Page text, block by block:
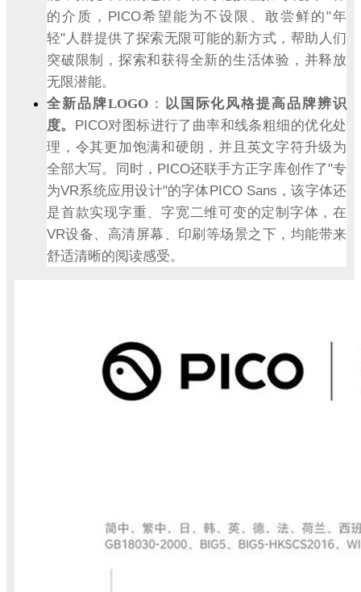
的介质， PICO希望能为不设限、敢尝鲜的"年
轻" 人群提供了探索无限可能的新方式，帮助人们
突破限制，探索和获得全新的生活体验，并释放
无限潜能。
全新品牌LOGO： 以国际化风格提高品牌辨识
度。 PICO对图标进行了曲率和线条粗细的优化处
理，令其更加饱满和硬朗，并且英文字符升级为
全部大写。同时， PICO还联手方正字库创作了"专
为VR系统应用设计"的字体PICO Sans ，该字体还
是首款实现字重、字宽二维可变的定制字体，在
VR设备、高清屏幕、印刷等场景之下，均能带来
舒适清晰的阅读感受。